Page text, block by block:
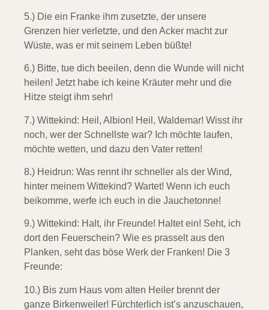
5.) Die ein Franke ihm zusetzte, der unsere
Grenzen hier verletzte, und den Acker macht zur
Wüste, was er mit seinem Leben büßte!
6.) Bitte, tue dich beeilen, denn die Wunde will nicht
heilen! Jetzt habe ich keine Kräuter mehr und die
Hitze steigt ihm sehr!
7.) Wittekind: Heil, Albion! Heil, Waldemar! Wisst ihr
noch, wer der Schnellste war? Ich möchte laufen,
möchte wetten, und dazu den Vater retten!
8.) Heidrun: Was rennt ihr schneller als der Wind,
hinter meinem Wittekind? Wartet! Wenn ich euch
beikomme, werfe ich euch in die Jauchetonne!
9.) Wittekind: Halt, ihr Freunde! Haltet ein! Seht, ich
dort den Feuerschein? Wie es prasselt aus den
Planken, seht das böse Werk der Franken! Die 3
Freunde:
10.) Bis zum Haus vom alten Heiler brennt der
ganze Birkenweiler! Fürchterlich ist’s anzuschauen,